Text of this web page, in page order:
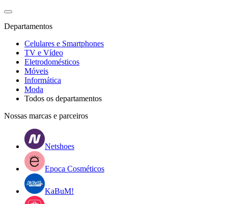
Departamentos
Celulares e Smartphones
TV e Vídeo
Eletrodomésticos
Móveis
Informática
Moda
Todos os departamentos
Nossas marcas e parceiros
Netshoes
Epoca Cosméticos
KaBuM!